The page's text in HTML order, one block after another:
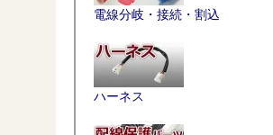
電線分岐・接続・割込
ハーネス